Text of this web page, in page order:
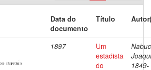
Data do
documento
Título
1897
Um
estadista
do
1849-